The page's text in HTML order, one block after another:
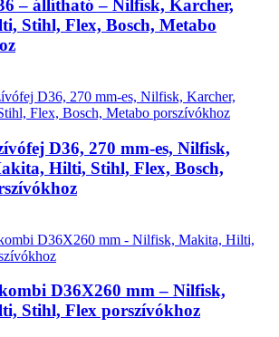
– állítható – Nilfisk, Karcher,
Stihl, Flex, Bosch, Metabo
D36, 270 mm-es, Nilfisk,
Hilti, Stihl, Flex, Bosch,
D36X260 mm – Nilfisk,
Stihl, Flex porszívókhoz